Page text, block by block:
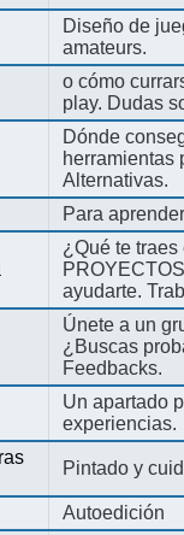
Diseño de
amateurs.
o cómo
play. Dudas
Dónde
herramientas
Alternativas.
Para
¿Qué te
ayudarte.
Únete a un
¿Buscas
Feedbacks.
Un apartado
experiencias.
Pintado y
Autoedición